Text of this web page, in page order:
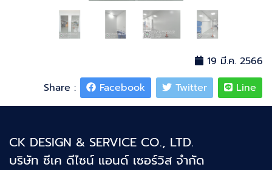
19 มี.ค. 2566
Share :
Facebook Twitter Line
CK DESIGN & SERVICE CO., LTD.
บริษัท ซีเค ดีไซน์ แอนด์ เซอร์วิส จำกัด